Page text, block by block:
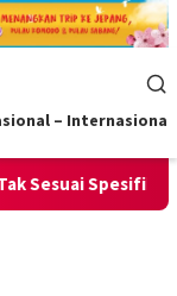
– Internasional
Rebo Wekasan